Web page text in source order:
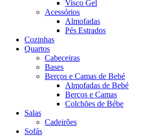
Visco Gel
Acessórios
Almofadas
Pés Estrados
Cozinhas
Quartos
Cabeceiras
Bases
Berços e Camas de Bebé
Almofadas de Bebé
Berços e Camas
Colchões de Bébe
Salas
Cadeirões
Sofás